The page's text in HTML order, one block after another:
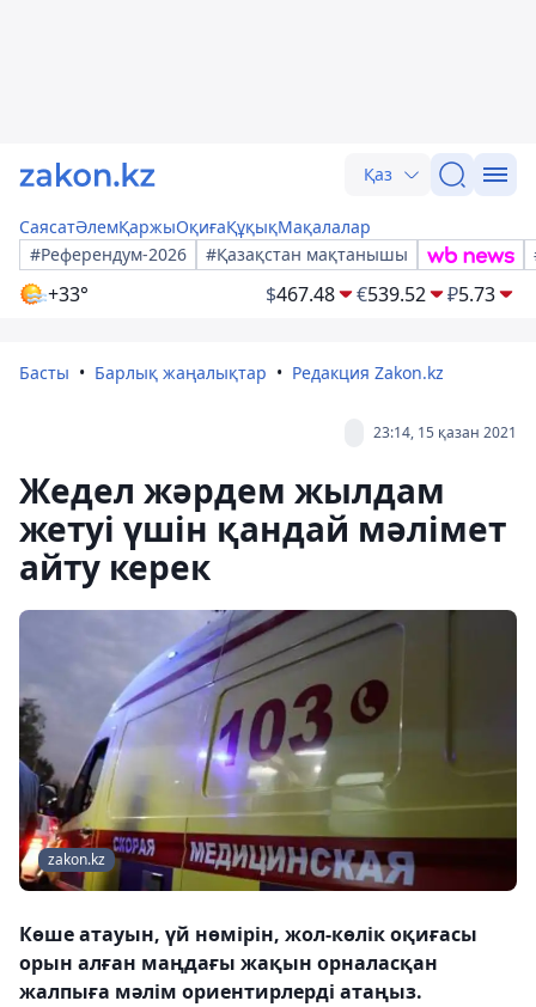
Қаз
СаясатӘлемҚаржыОқиғаҚұқықМақалалар
#Референдум-2026
#Қазақстан мақтанышы
+33° $467.48 €539.52 ₽5.73
Басты Барлық жаңалықтар Редакция Zakon.kz
23:14, 15 қазан 2021
Жедел жәрдем жылдам
жетуі үшін қандай мәлімет
айту керек
zakon.kz
Көше атауын, үй нөмірін, жол-көлік оқиғасы
орын алған маңдағы жақын орналасқан
жалпыға мәлім ориентирлерді атаңыз.